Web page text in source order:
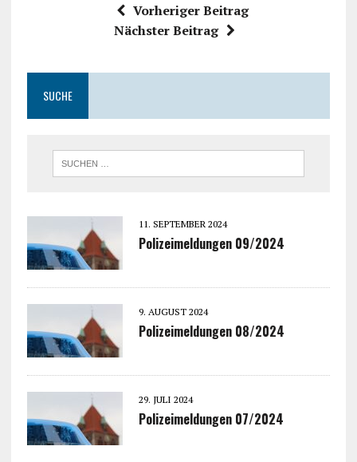
Vorheriger Beitrag
Nächster Beitrag
SUCHE
11. SEPTEMBER 2024
Polizeimeldungen 09/2024
9. AUGUST 2024
Polizeimeldungen 08/2024
29. JULI 2024
Polizeimeldungen 07/2024